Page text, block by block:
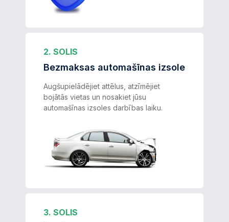
2. SOLIS
Bezmaksas automašīnas izsole
Augšupielādējiet attēlus, atzīmējiet
bojātās vietas un nosakiet jūsu
automašīnas izsoles darbības laiku.
3. SOLIS